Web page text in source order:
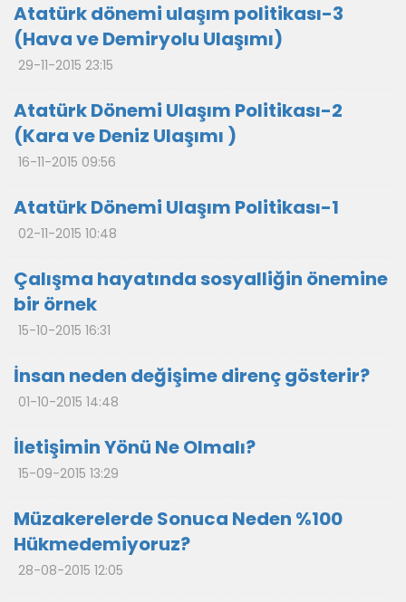
Atatürk dönemi ulaşım politikası-3
(Hava ve Demiryolu Ulaşımı)
29-11-2015 23:15
Atatürk Dönemi Ulaşım Politikası-2
(Kara ve Deniz Ulaşımı )
16-11-2015 09:56
Atatürk Dönemi Ulaşım Politikası-1
02-11-2015 10:48
Çalışma hayatında sosyalliğin önemine
bir örnek
15-10-2015 16:31
İnsan neden değişime direnç gösterir?
01-10-2015 14:48
İletişimin Yönü Ne Olmalı?
15-09-2015 13:29
Müzakerelerde Sonuca Neden %100
Hükmedemiyoruz?
28-08-2015 12:05